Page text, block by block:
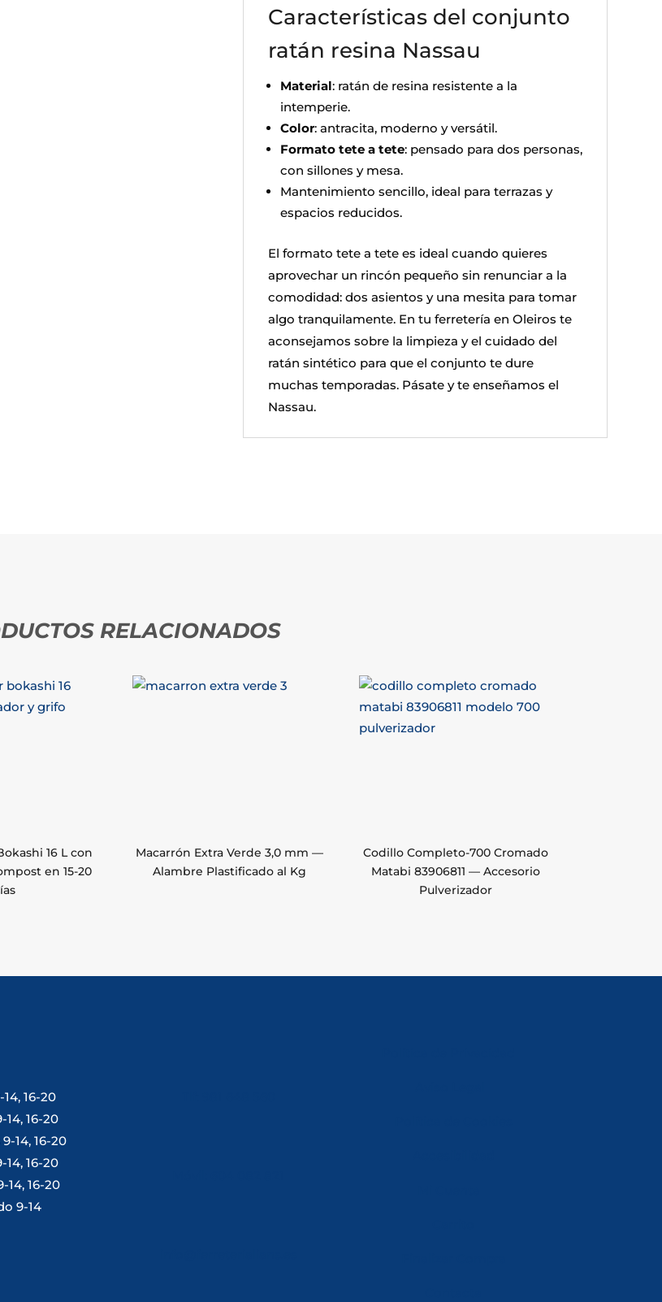
Características del conjunto
ratán resina Nassau
Material: ratán de resina resistente a la
intemperie.
Color: antracita, moderno y versátil.
Formato tete a tete: pensado para dos personas,
con sillones y mesa.
Mantenimiento sencillo, ideal para terrazas y
espacios reducidos.
El formato tete a tete es ideal cuando quieres
aprovechar un rincón pequeño sin renunciar a la
comodidad: dos asientos y una mesita para tomar
algo tranquilamente. En tu ferretería en Oleiros te
aconsejamos sobre la limpieza y el cuidado del
ratán sintético para que el conjunto te dure
muchas temporadas. Pásate y te enseñamos el
Nassau.
RELACIONADOS
16 L con
en 15-20
Macarrón Extra Verde 3,0 mm —
Alambre Plastificado al Kg
Codillo Completo-700 Cromado
Matabi 83906811 — Accesorio
Pulverizador
16-20
14, 16-20
14, 16-20
14, 16-20
14, 16-20
9-14